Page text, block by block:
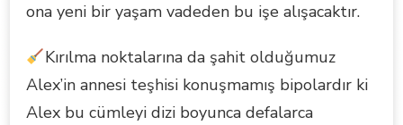
ona yeni bir yaşam vadeden bu işe alışacaktır.
Kırılma noktalarına da şahit olduğumuz
Alex’in annesi teşhisi konuşmamış bipolardır ki
Alex bu cümleyi dizi boyunca defalarca